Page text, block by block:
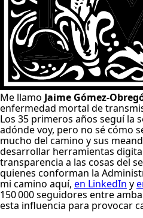
Me llamo Jaime Gómez-
enfermedad mortal de
Los 35 primeros años seguí la
adónde voy, pero no sé cómo
mucho del camino y sus
desarrollar herramientas
transparencia a las cosas del
quienes conforman la
mi camino aquí, en LinkedIn y
150 000 seguidores entre
esta influencia para provocar